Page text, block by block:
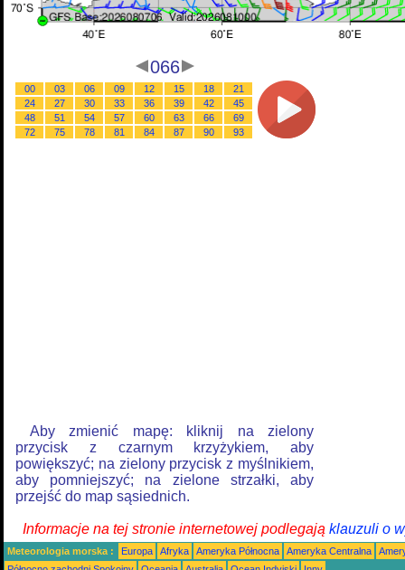
066
00 03 06 09 12 15 18
21
24
27 30 33 36 39 42
45
48
51 54 57 60 63 66
69
72
75 78 81 84 87 90 93
Aby zmienić mapę: kliknij na zielony
przycisk z czarnym krzyżykiem, aby
powiększyć; na zielony przycisk z myślnikiem,
aby pomniejszyć; na zielone strzałki, aby
przejść do map sąsiednich.
Informacje na tej stronie internetowej podlegają klauzuli o
Meteorologia morska : Europa Afryka Ameryka Północna Ameryka Centralna